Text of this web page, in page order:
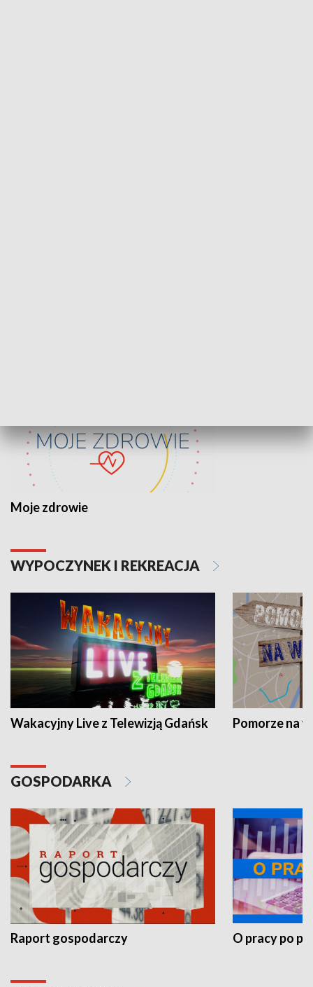
Moje zdrowie
WYPOCZYNEK I REKREACJA
Wakacyjny Live z Telewizją Gdańsk Pomorze na
GOSPODARKA
Raport gospodarczy O pracy po